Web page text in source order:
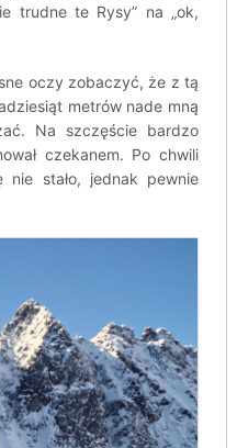
trudne te Rysy” na „ok,
oczy zobaczyć, że z tą
metrów nade mną
Na szczęście bardzo
czekanem. Po chwili
nie stało, jednak pewnie